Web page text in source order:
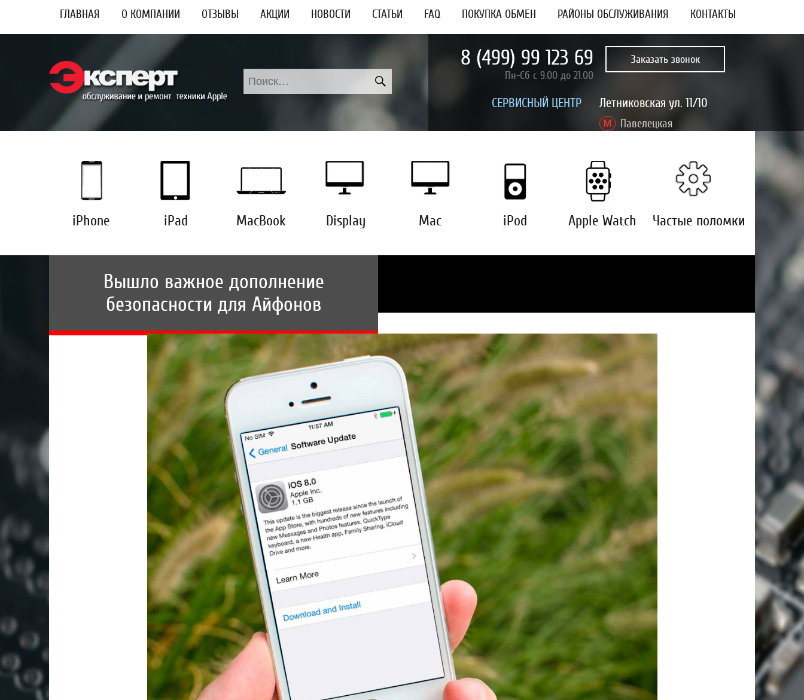
ГЛАВНАЯ О КОМПАНИИ ОТЗЫВЫ АКЦИИ НОВОСТИ СТАТЬИ FAQ ПОКУПКА ОБМЕН РАЙОНЫ ОБСЛУЖИВАНИЯ КОНТАКТЫ
8 (499) 99 123 69
Пн-Сб с 9.00 до 21.00
CЕРВИСНЫЙ ЦЕНТР
Заказать звонок
Летниковская ул. 11/10
Павелецкая
iPhone iPad MacBook Display Mac iPod Apple Watch Частые поломки
Вышло важное дополнение
безопасности для Айфонов